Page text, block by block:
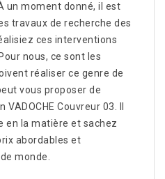
un moment donné, il est
travaux de recherche des
ces interventions
nous, ce sont les
réaliser ce genre de
vous proposer de
Couvreur 03. Il
en la matière et sachez
abordables et
monde.